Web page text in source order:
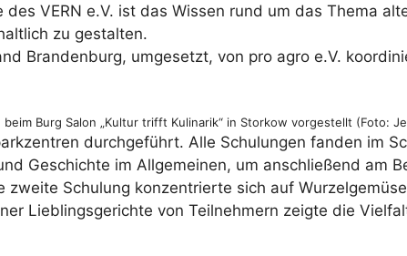
VERN e.V. ist das Wissen rund um das Thema
zu gestalten.
Brandenburg, umgesetzt, von pro agro e.V.
Burg Salon „Kultur trifft Kulinarik“ in Storkow vorgestellt (Foto:
durchgeführt. Alle Schulungen fanden im
Geschichte im Allgemeinen, um anschließend am
Schulung konzentrierte sich auf
Lieblingsgerichte von Teilnehmern zeigte die